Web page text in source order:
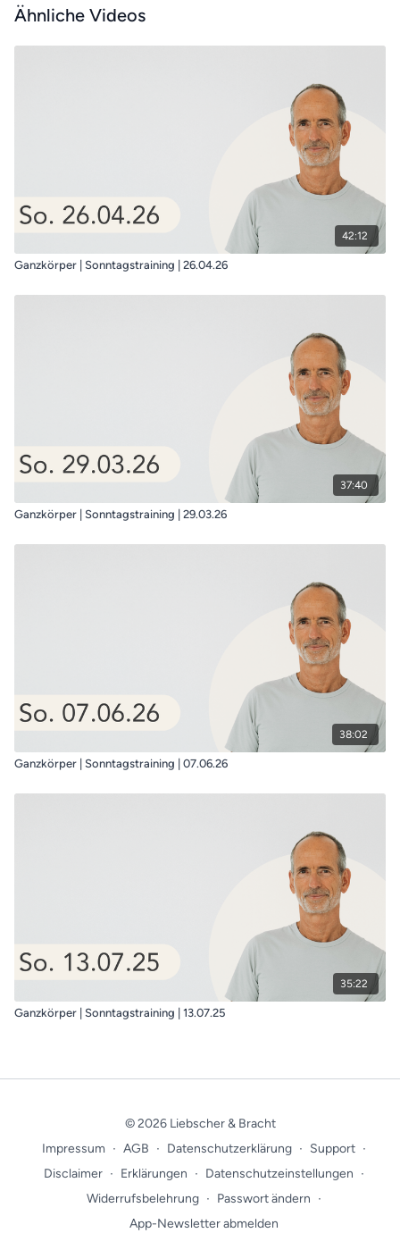
Ähnliche Videos
42:12
Ganzkörper | Sonntagstraining | 26.04.26
37:40
Ganzkörper | Sonntagstraining | 29.03.26
38:02
Ganzkörper | Sonntagstraining | 07.06.26
35:22
Ganzkörper | Sonntagstraining | 13.07.25
© 2026 Liebscher & Bracht
Impressum ∙ AGB ∙ Datenschutzerklärung ∙ Support ∙
Disclaimer ∙ Erklärungen ∙ Datenschutzeinstellungen ∙
Widerrufsbelehrung ∙ Passwort ändern ∙
App-Newsletter abmelden